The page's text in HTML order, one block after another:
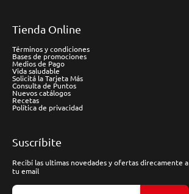
Tienda Online
Términos y condiciones
Bases de promociones
Medios de Pago
Vida saludable
Solicitá la Tarjeta Más
Consulta de Puntos
Nuevos catálogos
Recetas
Política de privacidad
Suscríbite
Recibí las ultimas novedades y ofertas direcamente a
tu email